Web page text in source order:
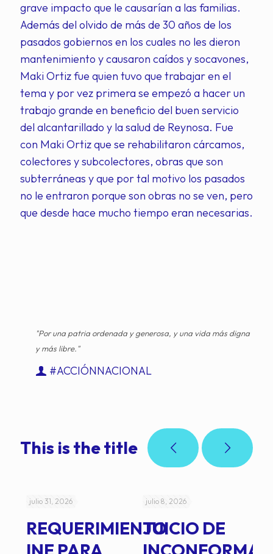
grave impacto que le causarían a las familias.
Además del olvido de más de 30 años de los
pasados gobiernos en los cuales no les dieron
mantenimiento y causaron caídos y socavones,
Maki Ortiz fue quien tuvo que trabajar en el
tema y por vez primera se empezó a hacer un
trabajo grande en beneficio del buen servicio
del alcantarillado y la salud de Reynosa. Fue
con Maki Ortiz que se rehabilitaron cárcamos,
colectores y subcolectores, obras que son
subterráneas y que por tal motivo los pasados
no le entraron porque son obras no se ven, pero
que desde hace mucho tiempo eran necesarias.
"Por una patria ordenada y generosa, y una vida más digna
y más libre."
#ACCIÓNNACIONAL
This is the title
julio 31, 2026
REQUERIMIENTO
julio 8, 2026
JUICIO DE